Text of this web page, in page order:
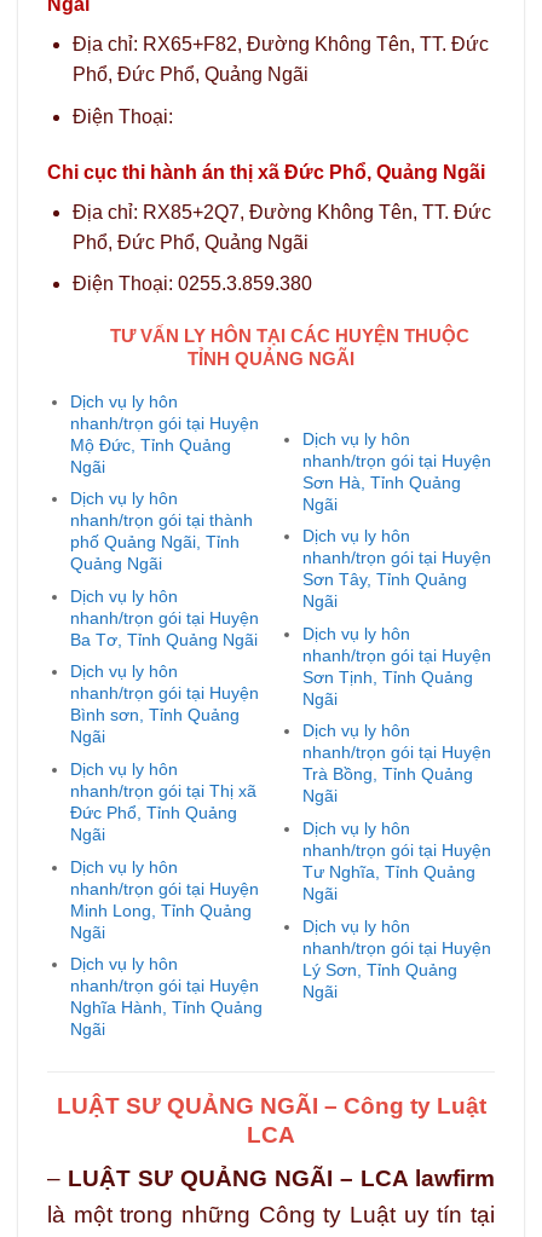
Ngãi
Địa chỉ: RX65+F82, Đường Không Tên, TT. Đức
Phổ, Đức Phổ, Quảng Ngãi
Điện Thoại:
Chi cục thi hành án thị xã Đức Phổ, Quảng Ngãi
Địa chỉ: RX85+2Q7, Đường Không Tên, TT. Đức
Phổ, Đức Phổ, Quảng Ngãi
Điện Thoại: 0255.3.859.380
TƯ VẤN LY HÔN TẠI CÁC HUYỆN THUỘC
TỈNH QUẢNG NGÃI
Dịch vụ ly hôn
nhanh/trọn gói tại Huyện
Mộ Đức, Tỉnh Quảng
Ngãi
Dịch vụ ly hôn
nhanh/trọn gói tại thành
phố Quảng Ngãi, Tỉnh
Quảng Ngãi
Dịch vụ ly hôn
nhanh/trọn gói tại Huyện
Ba Tơ, Tỉnh Quảng Ngãi
Dịch vụ ly hôn
nhanh/trọn gói tại Huyện
Bình sơn, Tỉnh Quảng
Ngãi
Dịch vụ ly hôn
nhanh/trọn gói tại Thị xã
Đức Phổ, Tỉnh Quảng
Ngãi
Dịch vụ ly hôn
nhanh/trọn gói tại Huyện
Minh Long, Tỉnh Quảng
Ngãi
Dịch vụ ly hôn
nhanh/trọn gói tại Huyện
Nghĩa Hành, Tỉnh Quảng
Ngãi
Dịch vụ ly hôn
nhanh/trọn gói tại Huyện
Sơn Hà, Tỉnh Quảng
Ngãi
Dịch vụ ly hôn
nhanh/trọn gói tại Huyện
Sơn Tây, Tỉnh Quảng
Ngãi
Dịch vụ ly hôn
nhanh/trọn gói tại Huyện
Sơn Tịnh, Tỉnh Quảng
Ngãi
Dịch vụ ly hôn
nhanh/trọn gói tại Huyện
Trà Bồng, Tỉnh Quảng
Ngãi
Dịch vụ ly hôn
nhanh/trọn gói tại Huyện
Tư Nghĩa, Tỉnh Quảng
Ngãi
Dịch vụ ly hôn
nhanh/trọn gói tại Huyện
Lý Sơn, Tỉnh Quảng
Ngãi
LUẬT SƯ QUẢNG NGÃI – Công ty Luật
LCA
– LUẬT SƯ QUẢNG NGÃI – LCA lawfirm
là một trong những Công ty Luật uy tín tại